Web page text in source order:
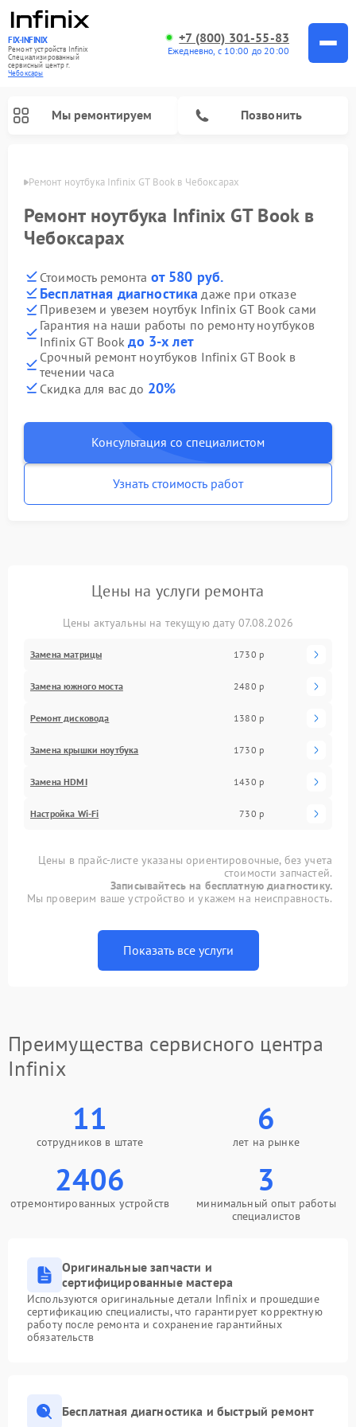
FIX-INFINIX
Ремонт устройств Infinix
Специализированный
cервисный центр г.
Чебоксары
+7 (800) 301-55-83
Ежедневно, с 10:00 до 20:00
Мы ремонтируем Позвонить
Ремонт ноутбука Infinix GT Book в Чебоксарах
Ремонт ноутбука Infinix GT Book в
Чебоксарах
Стоимость ремонта от 580 руб.
Бесплатная диагностика даже при отказе
Привезем и увезем ноутбук Infinix GT Book сами
Гарантия на наши работы по ремонту ноутбуков
Infinix GT Bookдо 3-х лет
Срочный ремонт ноутбуков Infinix GT Book в
течении часа
Скидка для вас до 20%
Консультация со специалистом
Узнать стоимость работ
Цены на услуги ремонта
Цены актуальны на текущую дату 07.08.2026
Замена матрицы 1730 р
Замена южного моста 2480 р
Ремонт дисковода 1380 р
Замена крышки ноутбука 1730 р
Замена HDMI 1430 р
Настройка Wi-Fi 730 р
Цены в прайс-листе указаны ориентировочные, без учета
стоимости запчастей.
Записывайтесь на бесплатную диагностику.
Мы проверим ваше устройство и укажем на неисправность.
Показать все услуги
Преимущества сервисного центра
Infinix
11
сотрудников в штате
6
лет на рынке
2406
отремонтированных устройств
3
минимальный опыт работы
специалистов
Оригинальные запчасти и
сертифицированные мастера
Используются оригинальные детали Infinix и прошедшие
сертификацию специалисты, что гарантирует корректную
работу после ремонта и сохранение гарантийных
обязательств
Бесплатная диагностика и быстрый ремонт